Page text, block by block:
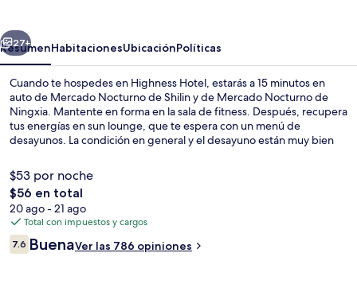
Siguiente
27+
ResumenHabitacionesUbicaciónPolíticas
Cuando te hospedes en Highness Hotel, estarás a 15 minutos en
auto de Mercado Nocturno de Shilin y de Mercado Nocturno de
Ningxia. Mantente en forma en la sala de fitness. Después, recupera
tus energías en sun lounge, que te espera con un menú de
desayunos. La condición en general y el desayuno están muy bien
a una corta distancia a pie: Estación de metro Linkou está a 9
minutos y Estación de metro Chang Gung Memorial Hospital está a
10 minutos.
$53 por noche
El
precio
total
es
de
$56 en total
20 ago - 21 ago
Total con impuestos y cargos
Opiniones
7.67.6 de 10,
BuenaVer las 786 opiniones